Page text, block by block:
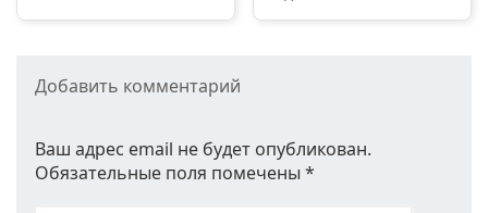
Добавить комментарий
Ваш адрес email не будет опубликован.
Обязательные поля помечены *